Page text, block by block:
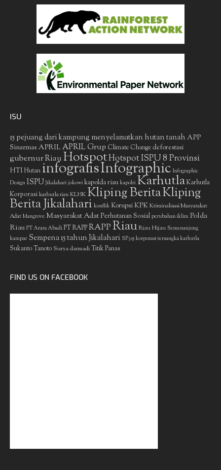
ISU
15 pejuang dari kampung menyelamatkan hutan tanah APP
Sinarmas APRIL APRIL Grup Climate Change deforestasi
gubernur RiauHotspotHotspot ISPU 8 Provinsi
HTIHutan infografisInfographic Infographic
Design ISPU Jikalahari jokowi kapolda riau kapolri KarhutlaKarhutla
Korporasikarhutla riauKLHKKliping BeritaKliping
Berita Jikalahari konflik Korupsi KPKKriminalisasi Masyarakat
Adat Mangrove Masyarakat AdatPerhutanan Sosial perubahan iklim Polda
Riau PT Arara Abadi PT RAPPRAPPRiauRiau Hijau Semenanjung
kampar Sempena 15 tahun Jikalahari SP3 15 korporasi tersangka karhutla
Sukanto Tanoto Surya darmadiTitik Panas
FIND US ON FACEBOOK